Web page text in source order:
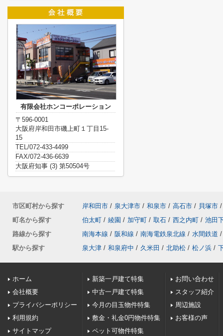
有限会社ホンコーポレーション
〒596-0001
大阪府岸和田市磯上町１丁目15-
15
TEL/072-433-4499
FAX/072-436-6639
大阪府知事 (3) 第50504号
市区町村から探す 岸和田市 / 泉大津市 / 和泉市 / 高石市 / 貝塚市 /
町名から探す
伯太町 / 綾園 / 加守町 / 取石 / 西之内町 / 池田
路線から探す
南海本線 / 阪和線 / 南海電鉄泉北線 / 水間鉄道 /
駅から探す
泉大津 / 和泉府中 / 久米田 / 北助松 / 松ノ浜 /
ホーム
会社概要
プライバシーポリシー
利用規約
サイトマップ
新築一戸建て特集
中古一戸建て特集
今月の目玉物件特集
敷金・礼金0円物件特集
ペット可物件特集
お問い合わせ
スタッフ紹介
周辺施設
お客様の声